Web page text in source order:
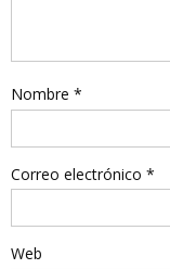
Nombre *
Correo electrónico *
Web